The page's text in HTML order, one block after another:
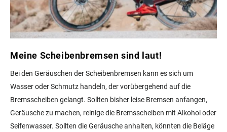
Meine Scheibenbremsen sind laut!
Bei den Geräuschen der Scheibenbremsen kann es sich um
Wasser oder Schmutz handeln, der vorübergehend auf die
Bremsscheiben gelangt. Sollten bisher leise Bremsen anfangen,
Geräusche zu machen, reinige die Bremsscheiben mit Alkohol oder
Seifenwasser. Sollten die Geräusche anhalten, könnten die Beläge